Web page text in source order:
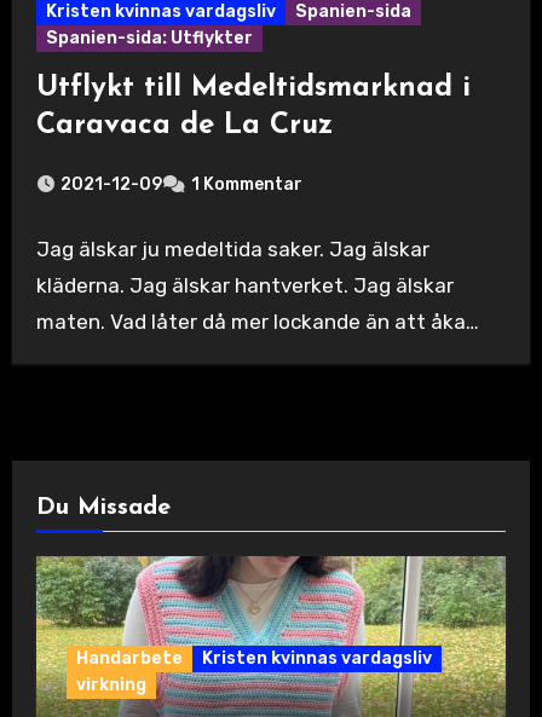
Kristen kvinnas vardagsliv
Spanien-sida
Spanien-sida: Utflykter
Utflykt till Medeltidsmarknad i
Caravaca de La Cruz
2021-12-09 1 Kommentar
Jag älskar ju medeltida saker. Jag älskar
kläderna. Jag älskar hantverket. Jag älskar
maten. Vad låter då mer lockande än att åka…
Du Missade
Handarbete
Kristen kvinnas vardagsliv
virkning